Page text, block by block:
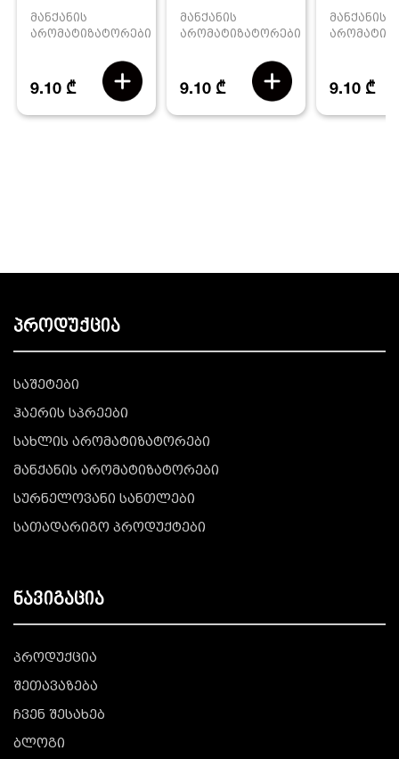
მანქანის
არომატიზატორები
9.10 ₾
მანქანის
არომატიზატორები
9.10 ₾
მანქანის
9.10 ₾
პროდუქცია
საშეტები
ჰაერის სპრეები
სახლის არომატიზატორები
მანქანის არომატიზატორები
სურნელოვანი სანთლები
სათადარიგო პროდუქტები
ნავიგაცია
პროდუქცია
შეთავაზება
ჩვენ შესახებ
ბლოგი